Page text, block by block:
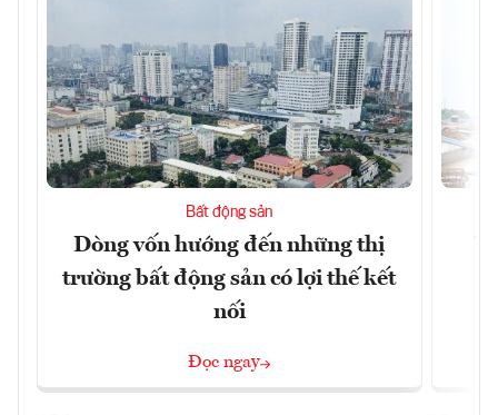
Bất động sản
Dòng vốn hướng đến những thị
trường bất động sản có lợi thế kết
nối
Đọc ngay